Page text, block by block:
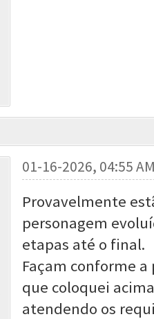
01-16-2026, 04:55
Provavelmente
personagem
etapas até o final.
Façam conforme
que coloquei
atendendo os